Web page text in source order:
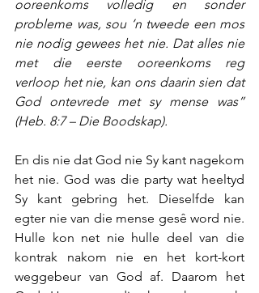
ooreenkoms volledig en sonder
probleme was, sou ’n tweede een mos
nie nodig gewees het nie. Dat alles nie
met die eerste ooreenkoms reg
verloop het nie, kan ons daarin sien dat
God ontevrede met sy mense was”
(Heb. 8:7 – Die Boodskap).
En dis nie dat God nie Sy kant nagekom
het nie. God was die party wat heeltyd
Sy kant gebring het. Dieselfde kan
egter nie van die mense gesê word nie.
Hulle kon net nie hulle deel van die
kontrak nakom nie en het kort-kort
weggebeur van God af. Daarom het